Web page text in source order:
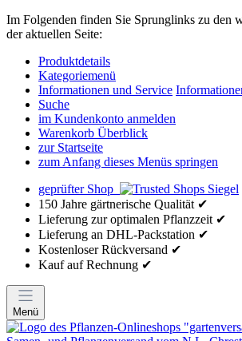
Im Folgenden finden Sie Sprunglinks zu den
der aktuellen Seite:
Produktdetails
Kategoriemenü
Informationen und Service
Suche
im Kundenkonto anmelden
Warenkorb Überblick
zur Startseite
zum Anfang dieses Menüs springen
geprüfter Shop
150 Jahre gärtnerische Qualität ✔
Lieferung zur optimalen Pflanzzeit ✔
Lieferung an DHL-Packstation ✔
Kostenloser Rückversand ✔
Kauf auf Rechnung ✔
Menü